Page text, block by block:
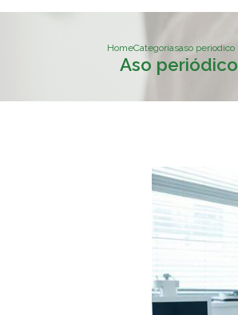
HomeCategoriasaso periodico
Aso periódico